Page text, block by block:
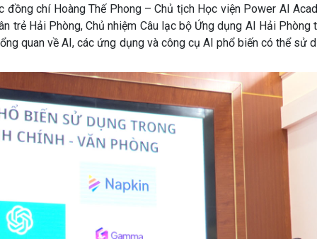
chí Hoàng Thế Phong – Chủ tịch Học viện Power AI
trẻ Hải Phòng, Chủ nhiệm Câu lạc bộ Ứng dụng AI Hải Phòng
quan về AI, các ứng dụng và công cụ AI phổ biến có thể sử